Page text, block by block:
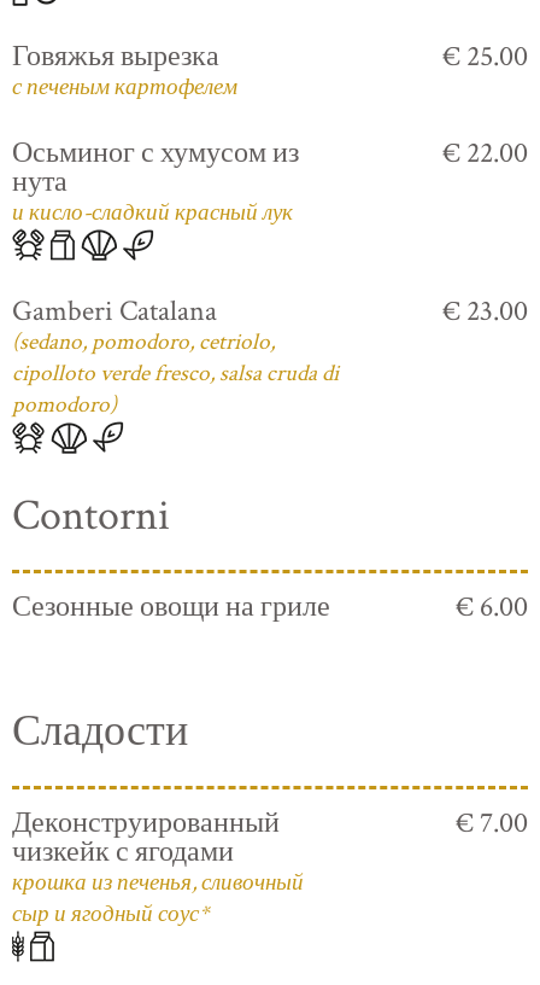
Говяжья вырезка
с печеным картофелем
€ 25.00
Осьминог с хумусом из
нута
и кисло-сладкий красный лук
€ 22.00
Gamberi Catalana
(sedano, pomodoro, cetriolo,
cipolloto verde fresco, salsa cruda di
pomodoro)
€ 23.00
Contorni
Сезонные овощи на гриле € 6.00
Сладости
Деконструированный
чизкейк с ягодами
крошка из печенья, сливочный
сыр и ягодный соус*
€ 7.00